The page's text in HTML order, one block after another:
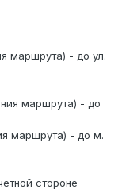
маршрута) - до ул.
маршрута) - до
маршрута) - до м.
стороне